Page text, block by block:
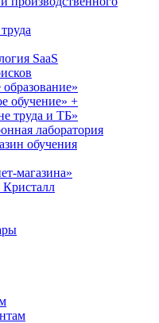
SaaS
обучение» +
труда и ТБ»
лаборатория
обучения
магазина»